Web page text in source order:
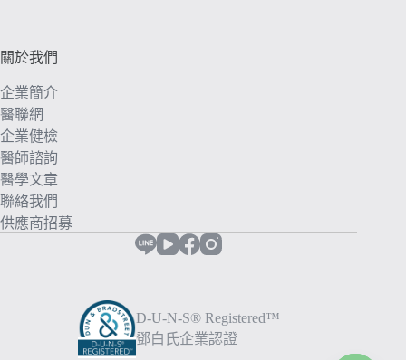
關於我們
企業簡介
醫聯網
企業健檢
醫師諮詢
醫學文章
聯絡我們
供應商招募
D-U-N-S® Registered™
鄧白氏企業認證